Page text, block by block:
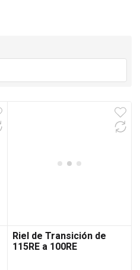
Riel de Transición de
115RE a 100RE